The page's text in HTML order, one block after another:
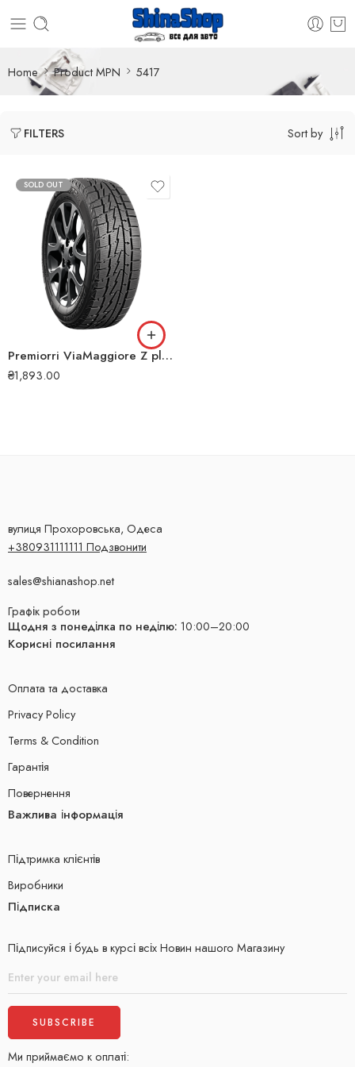
Home Product MPN 5417
FILTERS Sort by
SOLD OUT
Premiorri ViaMaggiore Z plus 205/50 R17 93H зимова шина
₴1,893.00
вулиця Прохоровська, Одеса
+380931111111 Подзвонити
sales@shianashop.net
Графік роботи
Щодня з понеділка по неділю: 10:00–20:00
Корисні посилання
Оплата та доставка
Privacy Policy
Terms & Condition
Гарантія
Повернення
Важлива інформація
Підтримка клієнтів
Виробники
Підписка
Підписуйся і будь в курсі всіх Новин нашого Магазину
Ми приймаємо к оплаті: